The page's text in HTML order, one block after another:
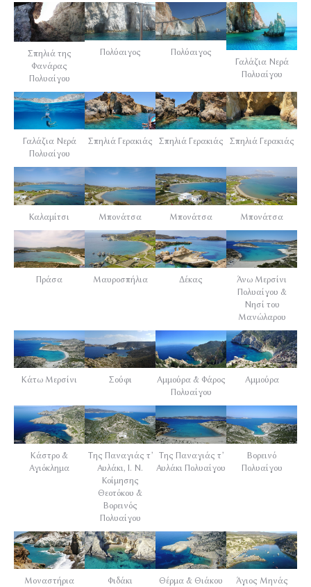
Σπηλιά της
Φανάρας
Πολυαίγου
Πολύαιγος
Πολύαιγος
Γαλάζια Νερά
Πολυαίγου
Γαλάζια Νερά
Πολυαίγου
Σπηλιά Γερακιάς Σπηλιά Γερακιάς Σπηλιά Γερακιάς
Καλαμίτσι Μπονάτσα Μπονάτσα Μπονάτσα
Πράσα Μαυροσπήλια Δέκας
Άνω Μερσίνι
Πολυαίγου &
Νησί του
Μανώλαρου
Κάτω Μερσίνι Σούφι
Αμμούρα & Φάρος
Πολυαίγου
Αμμούρα
Κάστρο &
Αγιόκλημα
Της Παναγιάς τ’
Αυλάκι, Ι. Ν.
Κοίμησης
Θεοτόκου &
Βορεινός
Πολυαίγου
Της Παναγιάς τ’
Αυλάκι Πολυαίγου
Βορεινό
Πολυαίγου
Μοναστήρια Φιδάκι Θέρμα & Θιάκου Άγιος Μηνάς